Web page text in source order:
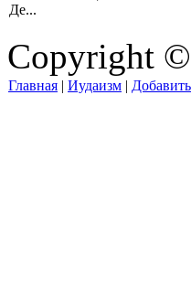
Де...
Copyright
Главная | Иудаизм |